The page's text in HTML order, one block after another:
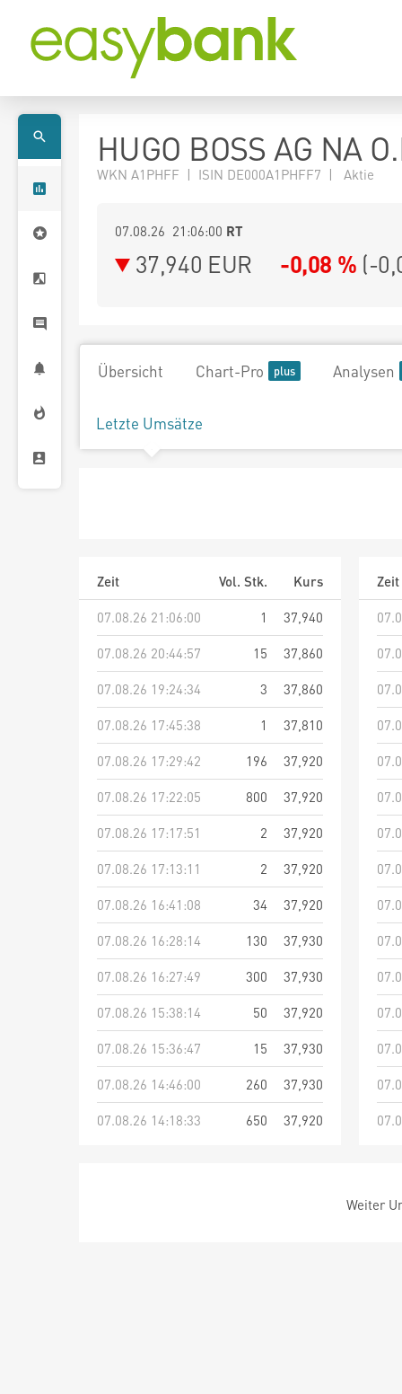
HUGO BOSS AG NA
WKN A1PHFF | ISIN DE000A1PHFF7 | Aktie
07.08.26 21:06:00 RT
37,940 EUR -0,08 % (-
Übersicht Chart-Pro Analysen
Letzte Umsätze
Zeit Vol. Stk.
Kurs
07.08.26 21:06:00
1
37,940
07.08.26 20:44:57
15
37,860
07.08.26 19:24:34
3
37,860
07.08.26 17:45:38
1
37,810
07.08.26 17:29:42
196
37,920
07.08.26 17:22:05
800
37,920
07.08.26 17:17:51
2
37,920
07.08.26 17:13:11
2
37,920
07.08.26 16:41:08
34
37,920
07.08.26 16:28:14
130
37,930
07.08.26 16:27:49
300
37,930
07.08.26 15:38:14
50
37,920
07.08.26 15:36:47
15
37,930
07.08.26 14:46:00
260
37,930
07.08.26 14:18:33
650 37,920
Zeit
Weiter